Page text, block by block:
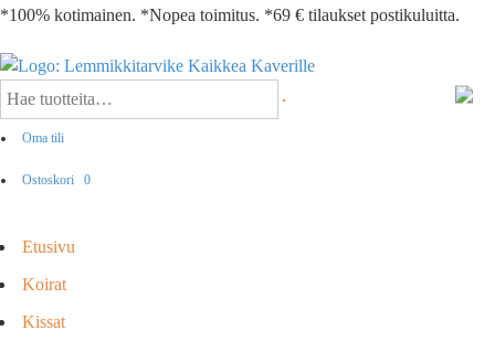
*100% kotimainen. *Nopea toimitus. *69 € tilaukset postikuluitta.
Oma tili
Ostoskori 0
Etusivu
Koirat
Kissat